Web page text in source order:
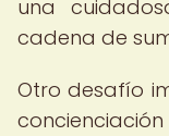
una
cadena de
Otro desafío